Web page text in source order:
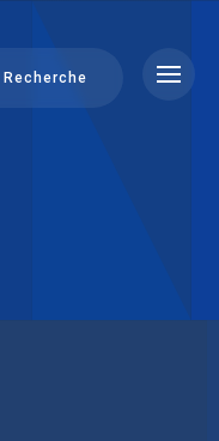
Recherche